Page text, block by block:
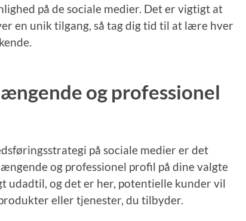
på de sociale medier. Det er vigtigt at
en unik tilgang, så tag dig tid til at lære hver
og professionel
på sociale medier er det
og professionel profil på dine valgte
udadtil, og det er her, potentielle kunder vil
eller tjenester, du tilbyder.